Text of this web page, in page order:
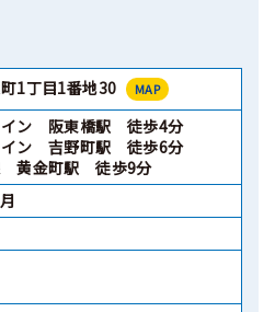
1丁目1番地30 MAP
イン 阪東橋駅 徒歩4分
イン 吉野町駅 徒歩6分
黄金町駅 徒歩9分